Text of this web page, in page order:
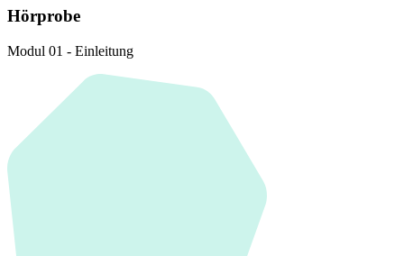
Hörprobe
Modul 01 - Einleitung